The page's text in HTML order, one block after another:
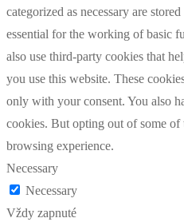
categorized as necessary are
essential for the working of basic
also use third-party cookies that
you use this website. These
only with your consent. You also
cookies. But opting out of some of
browsing experience.
Necessary
Necessary
Vždy zapnuté